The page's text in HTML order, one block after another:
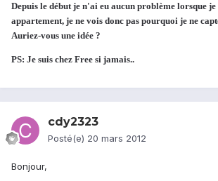
Depuis le début je n'ai eu aucun problème lorsque je
appartement, je ne vois donc pas pourquoi je ne
Auriez-vous une idée ?
PS: Je suis chez Free si jamais..
cdy2323
Posté(e) 20 mars 2012
Bonjour,